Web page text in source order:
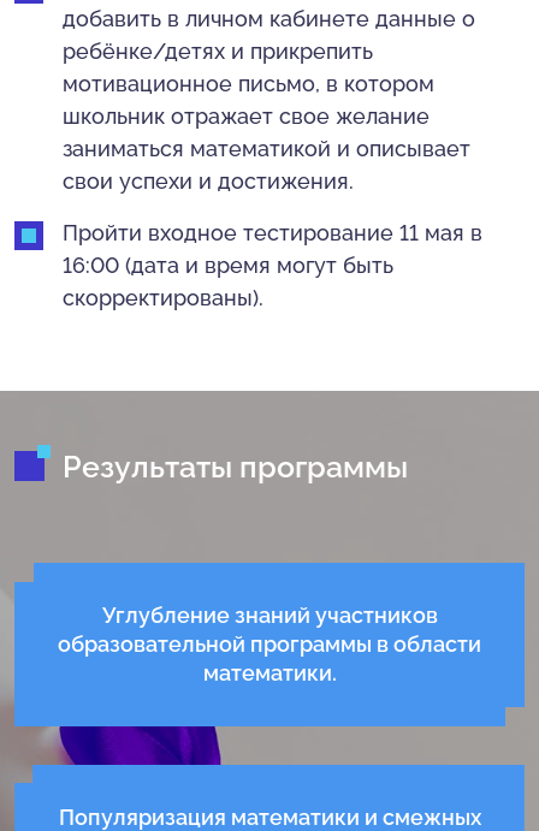
добавить в личном кабинете данные о
ребёнке/детях и прикрепить
мотивационное письмо, в котором
школьник отражает свое желание
заниматься математикой и описывает
свои успехи и достижения.
Пройти входное тестирование 11 мая в
16:00 (дата и время могут быть
скорректированы).
Результаты программы
Углубление знаний участников
образовательной программы в области
математики.
Популяризация математики и смежных